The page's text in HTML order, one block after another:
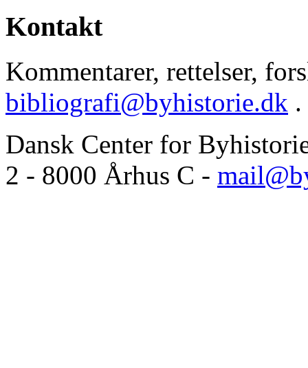
Kontakt
Kommentarer, rettelser,
bibliografi@byhistorie.dk .
Dansk Center for
2 - 8000 Århus C -